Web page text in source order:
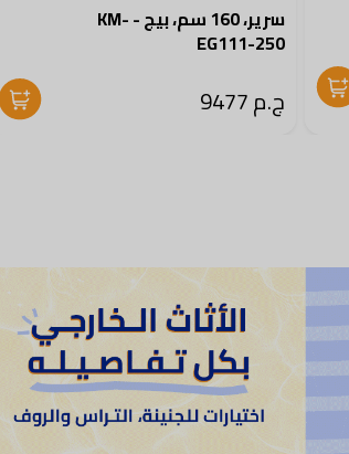
سرير، 160 سم، بيج - KM-
EG111-250
ج.م 9477